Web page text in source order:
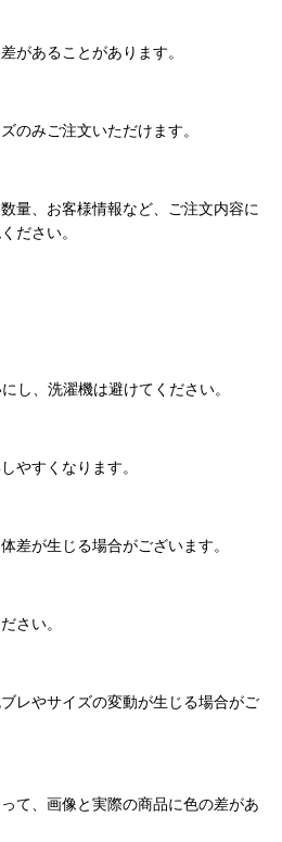
があることがあります。
のみご注文いただけます。
量、お客様情報など、ご注文内容に
ださい。
し、洗濯機は避けてください。
やすくなります。
差が生じる場合がございます。
さい。
レやサイズの変動が生じる場合がご
て、画像と実際の商品に色の差があ